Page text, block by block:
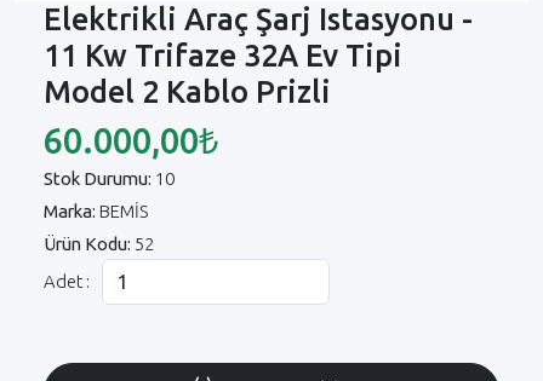
Elektrikli Araç Şarj Istasyonu -
11 Kw Trifaze 32A Ev Tipi
Model 2 Kablo Prizli
60.000,00₺
Stok Durumu: 10
Marka: BEMİS
Ürün Kodu: 52
Adet :